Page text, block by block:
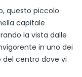
questo piccolo
capitale
la vista dalle
in uno dei
del centro dove vi